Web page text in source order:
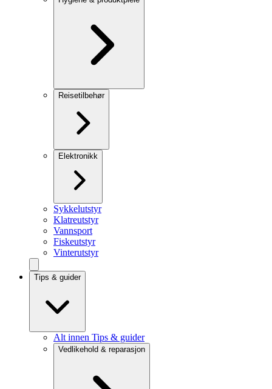
Reisetilbehør
Elektronikk
Sykkelutstyr
Klatreutstyr
Vannsport
Fiskeutstyr
Vinterutstyr
Tips & guider
Alt innen Tips & guider
Vedlikehold & reparasjon